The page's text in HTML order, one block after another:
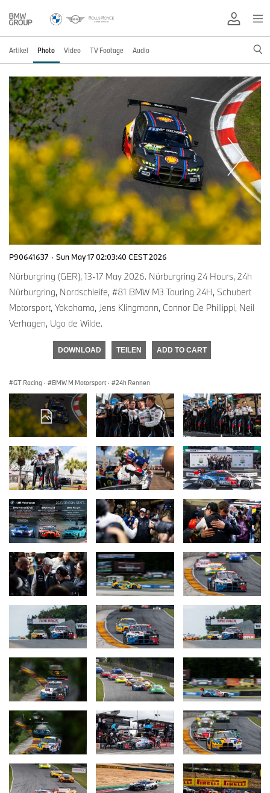
Artikel Photo Video TV Footage Audio
P90641637 · Sun May 17 02:03:40 CEST 2026
Nürburgring (GER), 13-17 May 2026. Nürburgring 24 Hours, 24h
Nürburgring, Nordschleife, #81 BMW M3 Touring 24H, Schubert
Motorsport, Yokohama, Jens Klingmann, Connor De Phillippi, Neil
Verhagen, Ugo de Wilde.
DOWNLOAD TEILEN ADD TO CART
GT Racing · BMW M Motorsport · 24h Rennen